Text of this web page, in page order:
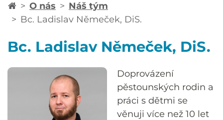
O nás
Náš tým
Bc. Ladislav Němeček, DiS.
Bc. Ladislav Němeček, DiS.
Doprovázení
pěstounských rodin a
práci s dětmi se
věnuji více než 10 let